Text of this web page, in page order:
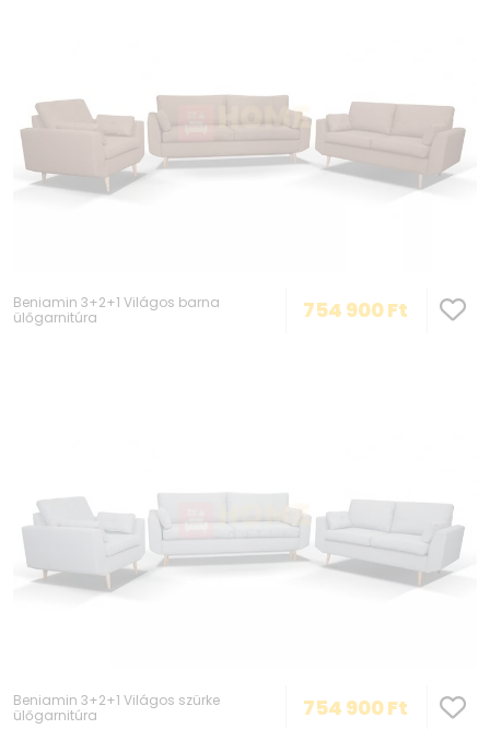
Beniamin 3+2+1 Világos barna
ülőgarnitúra
754 900Ft
Beniamin 3+2+1 Világos szürke
ülőgarnitúra
754 900Ft